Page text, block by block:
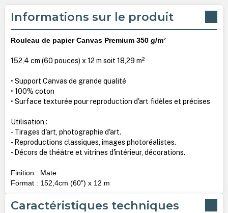
Informations sur le produit
Rouleau de papierCanvas Premium 350 g/m²
152,4 cm (60 pouces) x 12 m soit 18,29 m²
• Support Canvas de grande qualité
• 100% coton
• Surface texturée pour reproduction d'art fidèles et précises
Utilisation :
- Tirages d'art, photographie d'art.
- Reproductions classiques, images photoréalistes.
- Décors de théâtre et vitrines d'intérieur, décorations.
Finition : Mate
Format : 152,4cm (60") x 12 m
Caractéristiques techniques